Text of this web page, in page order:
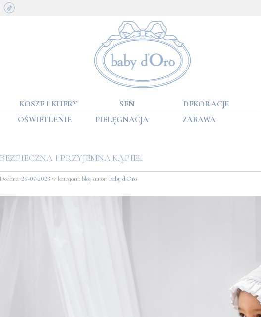
KOSZE I KUFRY SEN DEKORACJE
OŚWIETLENIE PIELĘGNACJA ZABAWA
BEZPIECZNA I PRZYJEMNA KĄPIEL
Dodano: 29-07-2023 w kategorii: blog autor: baby d'Oro